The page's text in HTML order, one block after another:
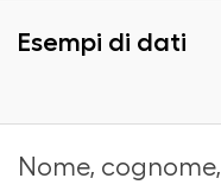
Esempi di dati
Nome, cognome,